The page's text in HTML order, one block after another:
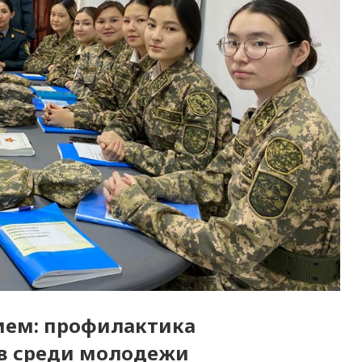
профилактика
среди молодежи